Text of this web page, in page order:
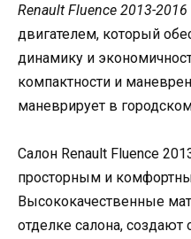
Renault Fluence 2013-2016
двигателем, который
динамику и
компактности и
маневрирует в
Салон Renault Fluence
просторным и
Высококачественные
отделке салона,